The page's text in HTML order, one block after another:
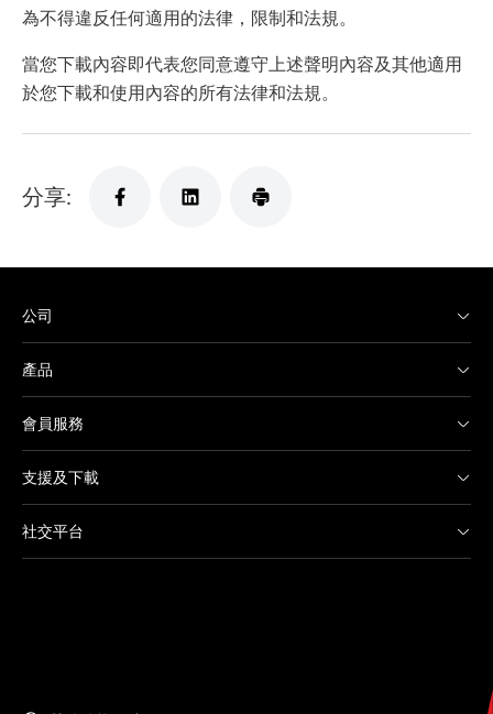
為不得違反任何適用的法律，限制和法規。
當您下載內容即代表您同意遵守上述聲明內容及其他適用
於您下載和使用內容的所有法律和法規。
分享:
公司
產品
會員服務
支援及下載
社交平台